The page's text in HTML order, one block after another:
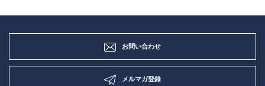
お問い合わせ
メルマガ登録